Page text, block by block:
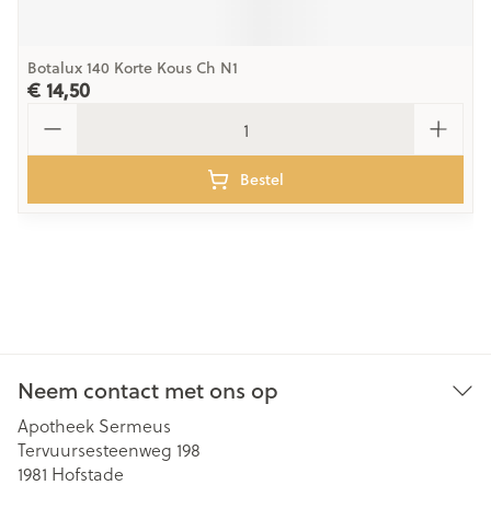
Botalux 140 Korte Kous Ch N1
€ 14,50
Bestel
Neem contact met ons op
Apotheek Sermeus
Tervuursesteenweg 198
1981 Hofstade